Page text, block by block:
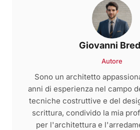
Giovanni
Autore
Sono un architetto
anni di esperienza nel campo
tecniche costruttive e del
scrittura, condivido la mia
per l'architettura e